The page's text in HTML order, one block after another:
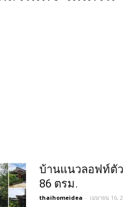
บ้านแนวลอฟท์ตั
86 ตรม.
thaihomeidea - เมษายน 16,